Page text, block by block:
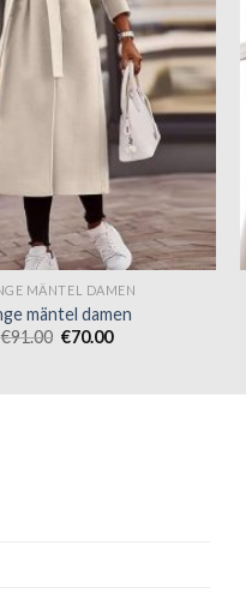
MÄNTEL DAMEN
mäntel damen
€91.00 €70.00